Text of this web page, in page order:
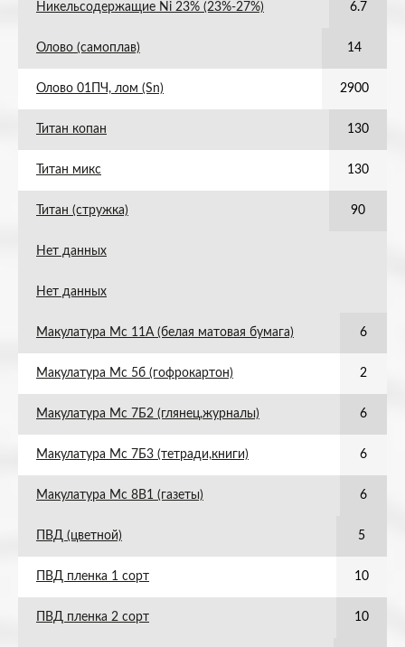
Никельсодержащие Ni 23% (23%-27%) 6.7
Олово (самоплав) 14
Олово 01ПЧ, лом (Sn) 2900
Титан копан 130
Титан микс 130
Титан (стружка) 90
Нет данных
Нет данных
Макулатура Мс 11А (белая матовая бумага) 6
Макулатура Мс 5б (гофрокартон) 2
Макулатура Мс 7Б2 (глянец,журналы) 6
Макулатура Мс 7Б3 (тетради,книги) 6
Макулатура Мс 8В1 (газеты) 6
ПВД (цветной) 5
ПВД пленка 1 сорт 10
ПВД пленка 2 сорт 10